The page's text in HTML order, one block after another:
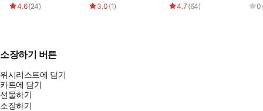
4.6(24) 3.0 (1) 4.7 (64) 0
소장하기 버튼
위시리스트에 담기
카트에 담기
선물하기
소장하기